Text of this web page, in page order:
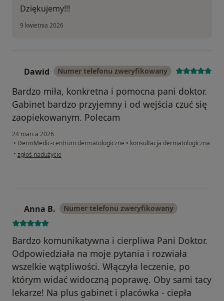
Dziękujemy!!!
9 kwietnia 2026
Dawid Numer telefonu zweryfikowany
Bardzo miła, konkretna i pomocna pani doktor.
Gabinet bardzo przyjemny i od wejścia czuć się
zaopiekowanym. Polecam
24 marca 2026
• DermMedic-centrum dermatologiczne • konsultacja dermatologiczna
• w opinii użytkownika Dawid
zgłoś nadużycie
Anna B. Numer telefonu zweryfikowany
Bardzo komunikatywna i cierpliwa Pani Doktor.
Odpowiedziała na moje pytania i rozwiała
wszelkie wątpliwości. Włączyła leczenie, po
którym widać widoczną poprawę. Oby sami tacy
lekarze! Na plus gabinet i placówka - ciepła